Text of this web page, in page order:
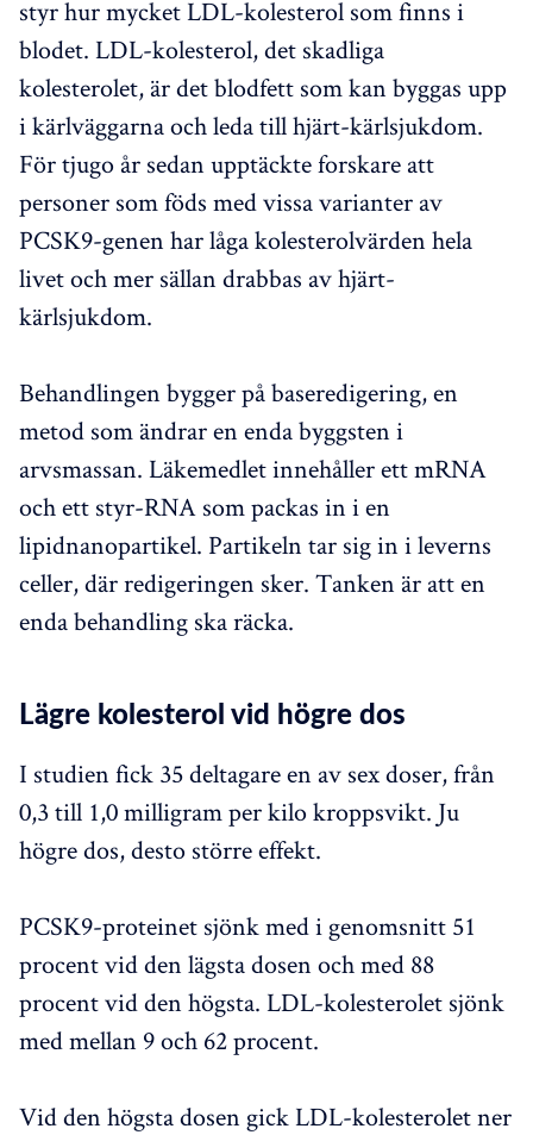
styr hur mycket LDL-kolesterol som finns i
blodet. LDL-kolesterol, det skadliga
kolesterolet, är det blodfett som kan byggas upp
i kärlväggarna och leda till hjärt-kärlsjukdom.
För tjugo år sedan upptäckte forskare att
personer som föds med vissa varianter av
PCSK9-genen har låga kolesterolvärden hela
livet och mer sällan drabbas av hjärt-
kärlsjukdom.
Behandlingen bygger på baseredigering, en
metod som ändrar en enda byggsten i
arvsmassan. Läkemedlet innehåller ett mRNA
och ett styr-RNA som packas in i en
lipidnanopartikel. Partikeln tar sig in i leverns
celler, där redigeringen sker. Tanken är att en
enda behandling ska räcka.
Lägre kolesterol vid högre dos
I studien fick 35 deltagare en av sex doser, från
0,3 till 1,0 milligram per kilo kroppsvikt. Ju
högre dos, desto större effekt.
PCSK9-proteinet sjönk med i genomsnitt 51
procent vid den lägsta dosen och med 88
procent vid den högsta. LDL-kolesterolet sjönk
med mellan 9 och 62 procent.
Vid den högsta dosen gick LDL-kolesterolet ner